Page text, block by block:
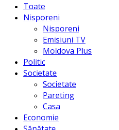
Toate
Nisporeni
Nisporeni
Emisiuni TV
Moldova Plus
Politic
Societate
Societate
Pareting
Casa
Economie